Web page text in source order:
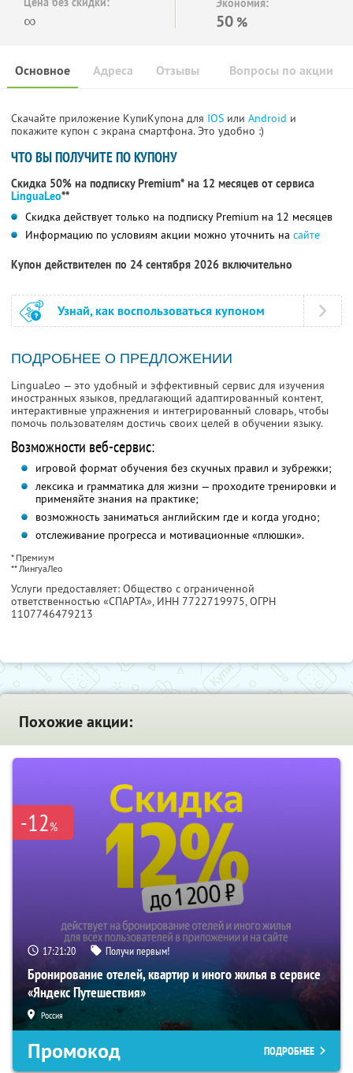
∞
Экономия:
50 %
Основное Отзывы Вопросы по акции
Адреса
Скачайте приложение КупиКупона для IOS или Android и
покажите купон с экрана смартфона. Это удобно :)
ЧТО ВЫ ПОЛУЧИТЕ ПО КУПОНУ
Скидка 50% на подписку Premium* на 12 месяцев от сервиса
LinguaLeo**
Скидка действует только на подписку Premium на 12 месяцев
Информацию по условиям акции можно уточнить на сайте
Купон действителен по 24 сентября 2026 включительно
Узнай, как воспользоваться купоном
ПОДРОБНЕЕ О ПРЕДЛОЖЕНИИ
LinguaLeo — это удобный и эффективный сервис для изучения
иностранных языков, предлагающий адаптированный контент,
интерактивные упражнения и интегрированный словарь, чтобы
помочь пользователям достичь своих целей в обучении языку.
Возможности веб-сервис:
игровой формат обучения без скучных правил и зубрежки;
лексика и грамматика для жизни — проходите тренировки и
применяйте знания на практике;
возможность заниматься английским где и когда угодно;
отслеживание прогресса и мотивационные «плюшки».
* Премиум
** ЛингуаЛео
Услуги предоставляет: Общество с ограниченной
ответственностью «СПАРТА», ИНН 7722719975, ОГРН
1107746479213
Похожие акции:
-12%
17:21:19 Получи первым!
Бронирование отелей, квартир и иного жилья в сервисе
«Яндекс Путешествия»
Россия
Промокод ПОДРОБНЕЕ